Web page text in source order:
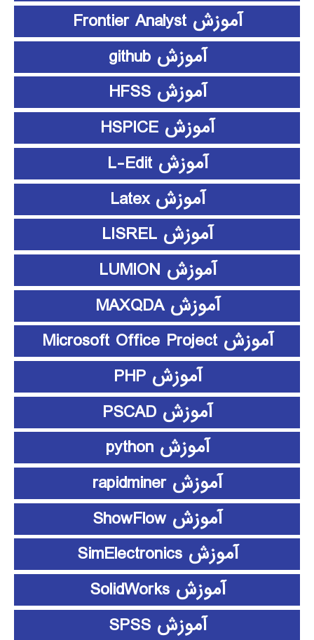
آموزش Frontier Analyst
آموزش github
آموزش HFSS
آموزش HSPICE
آموزش L-Edit
آموزش Latex
آموزش LISREL
آموزش LUMION
آموزش MAXQDA
آموزش Microsoft Office Project
آموزش PHP
آموزش PSCAD
آموزش python
آموزش rapidminer
آموزش ShowFlow
آموزش SimElectronics
آموزش SolidWorks
آموزش SPSS